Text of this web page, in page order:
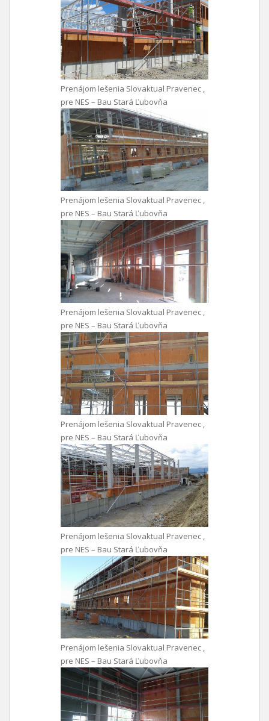
Prenájom lešenia Slovaktual Pravenec ,
pre NES – Bau Stará Ľubovňa
Prenájom lešenia Slovaktual Pravenec ,
pre NES – Bau Stará Ľubovňa
Prenájom lešenia Slovaktual Pravenec ,
pre NES – Bau Stará Ľubovňa
Prenájom lešenia Slovaktual Pravenec ,
pre NES – Bau Stará Ľubovňa
Prenájom lešenia Slovaktual Pravenec ,
pre NES – Bau Stará Ľubovňa
Prenájom lešenia Slovaktual Pravenec ,
pre NES – Bau Stará Ľubovňa